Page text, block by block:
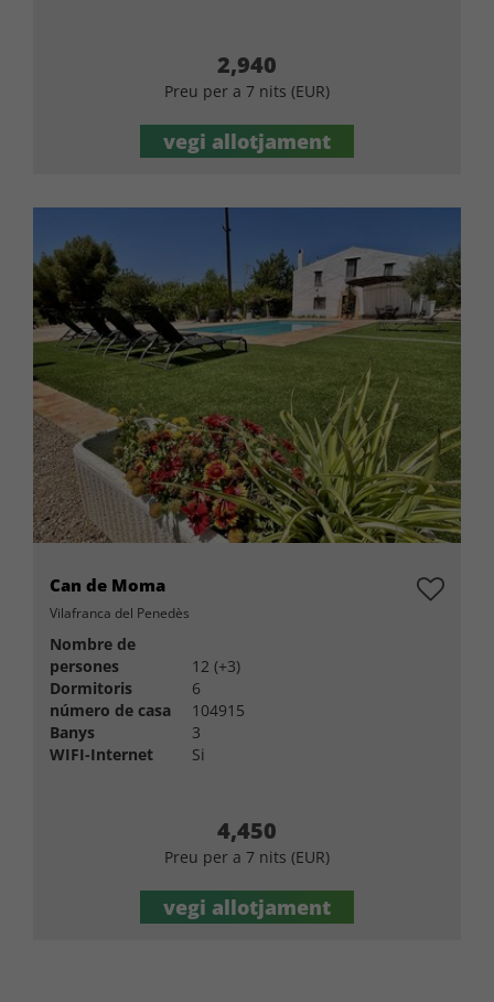
2,940
Preu per a 7 nits (EUR)
vegi allotjament
Can de Moma
Vilafranca del Penedès
Nombre de
persones
12 (+3)
Dormitoris
6
número de casa
104915
Banys
3
WIFI-Internet
Si
4,450
Preu per a 7 nits (EUR)
vegi allotjament